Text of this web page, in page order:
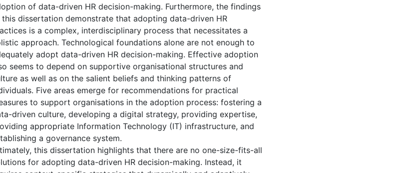
of data-driven HR decision-making. Furthermore, the findings
dissertation demonstrate that adopting data-driven HR
is a complex, interdisciplinary process that necessitates a
approach. Technological foundations alone are not enough to
adopt data-driven HR decision-making. Effective adoption
seems to depend on supportive organisational structures and
as well as on the salient beliefs and thinking patterns of
Five areas emerge for recommendations for practical
to support organisations in the adoption process: fostering a
driven culture, developing a digital strategy, providing expertise,
appropriate Information Technology (IT) infrastructure, and
a governance system.
this dissertation highlights that there are no one-size-fits-all
for adopting data-driven HR decision-making. Instead, it